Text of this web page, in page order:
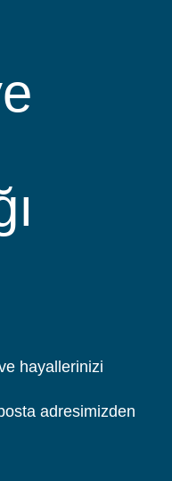
hayallerinizi
adresimizden